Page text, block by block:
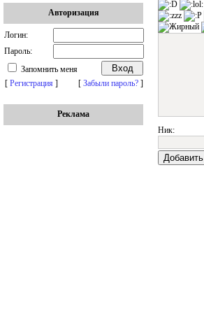
Авторизация
Логин:
Пароль:
Запомнить меня
[ Регистрация ] [ Забыли пароль? ]
Реклама
Ник: